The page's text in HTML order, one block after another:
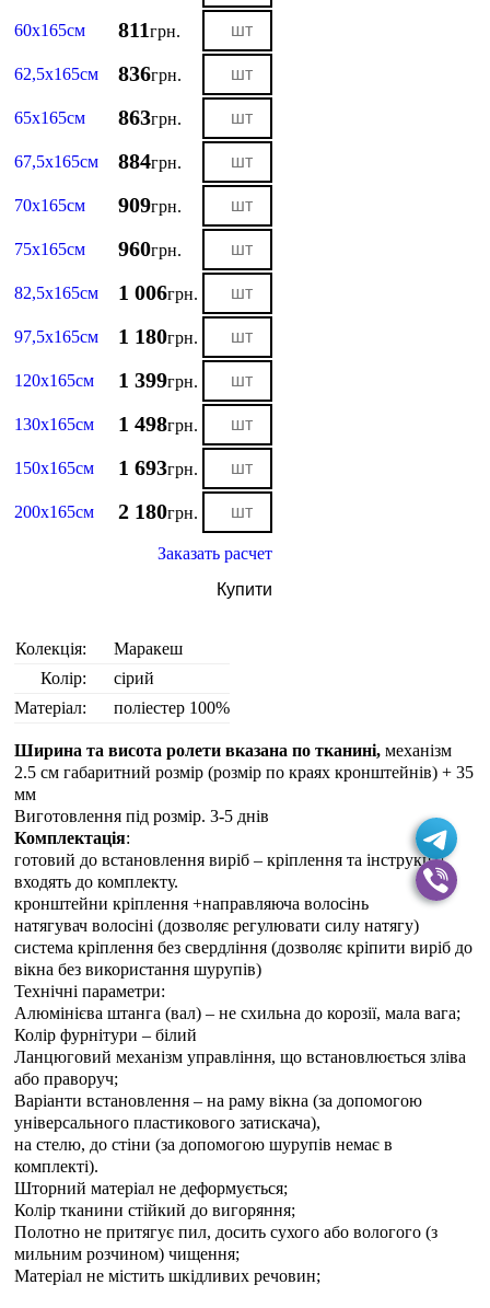
60х165см 811грн.
62,5х165см 836грн.
65х165см 863грн.
67,5х165см 884грн.
70х165см 909грн.
75х165см 960грн.
82,5х165см 1 006грн.
97,5х165см 1 180грн.
120х165см 1 399грн.
130х165см 1 498грн.
150х165см 1 693грн.
200х165см 2 180грн.
Заказать расчет
Купити
Колекція:
Маракеш
Колір:
сірий
Матеріал:
поліестер 100%
Ширина та висота ролети вказана по тканині, механізм
2.5 см габаритний розмір (розмір по краях кронштейнів) + 35
мм
Виготовлення під розмір. 3-5 днiв
Комплектація:
готовий до встановлення виріб – кріплення та інструкція
входять до комплекту.
кронштейни кріплення +направляюча волосінь
натягувач волосіні (дозволяє регулювати силу натягу)
система кріплення без свердління (дозволяє кріпити виріб до
вікна без використання шурупів)
Технічні параметри:
Алюмінієва штанга (вал) – не схильна до корозії, мала вага;
Колір фурнітури – білий
Ланцюговий механізм управління, що встановлюється зліва
або праворуч;
Варіанти встановлення – на раму вікна (за допомогою
універсального пластикового затискача),
на стелю, до стіни (за допомогою шурупів немає в
комплекті).
Шторний матеріал не деформується;
Колір тканини стійкий до вигоряння;
Полотно не притягує пил, досить сухого або вологого (з
мильним розчином) чищення;
Матеріал не містить шкідливих речовин;